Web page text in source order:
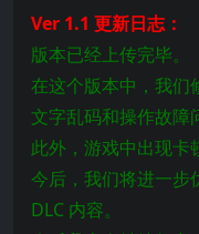
Ver 1.1 更新日志：
版本已经上传完毕。
在这个版本中，我们
文字乱码和操作故障
此外，游戏中出现卡
今后，我们将进一步
DLC 内容。